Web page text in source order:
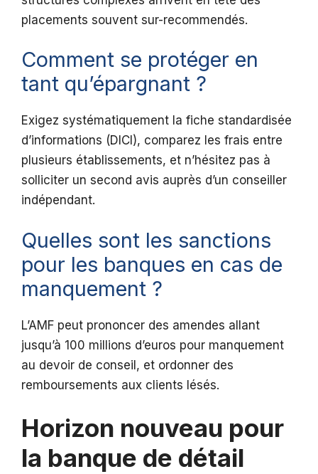
placements souvent sur-recommendés.
Comment se protéger en
tant qu’épargnant ?
Exigez systématiquement la fiche standardisée
d’informations (DICI), comparez les frais entre
plusieurs établissements, et n’hésitez pas à
solliciter un second avis auprès d’un conseiller
indépendant.
Quelles sont les sanctions
pour les banques en cas de
manquement ?
L’AMF peut prononcer des amendes allant
jusqu’à 100 millions d’euros pour manquement
au devoir de conseil, et ordonner des
remboursements aux clients lésés.
Horizon nouveau pour
la banque de détail